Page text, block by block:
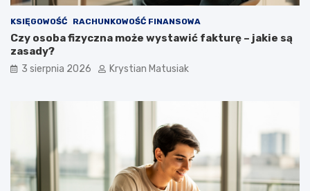
KSIĘGOWOŚĆ RACHUNKOWOŚĆ FINANSOWA
Czy osoba fizyczna może wystawić fakturę – jakie są
zasady?
3 sierpnia 2026 Krystian Matusiak